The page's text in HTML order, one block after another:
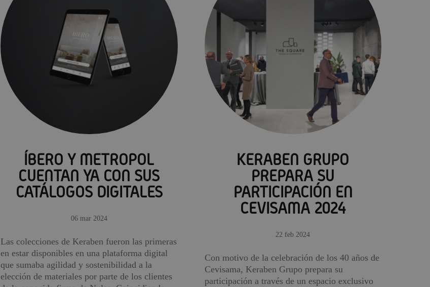
ÍBERO Y METROPOL
CUENTAN YA CON SUS
CATÁLOGOS DIGITALES
06 mar 2024
Las colecciones de Keraben fueron las primeras
en estar disponibles en una plataforma digital
que sumaba agilidad y sostenibilidad a la
elección de materiales por parte de los clientes
KERABEN GRUPO
PREPARA SU
PARTICIPACIÓN EN
CEVISAMA 2024
22 feb 2024
Con motivo de la celebración de los 40 años de
Cevisama, Keraben Grupo prepara su
participación a través de un espacio exclusivo